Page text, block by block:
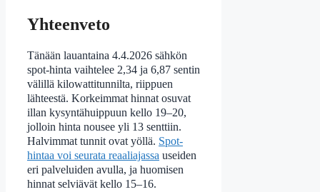
Yhteenveto
Tänään lauantaina 4.4.2026 sähkön
spot-hinta vaihtelee 2,34 ja 6,87 sentin
välillä kilowattitunnilta, riippuen
lähteestä. Korkeimmat hinnat osuvat
illan kysyntähuippuun kello 19–20,
jolloin hinta nousee yli 13 senttiin.
Halvimmat tunnit ovat yöllä. Spot-
hintaa voi seurata reaaliajassa useiden
eri palveluiden avulla, ja huomisen
hinnat selviävät kello 15–16.